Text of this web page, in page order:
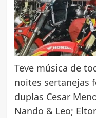
Teve música de
noites sertanejas
duplas Cesar
Nando & Leo;